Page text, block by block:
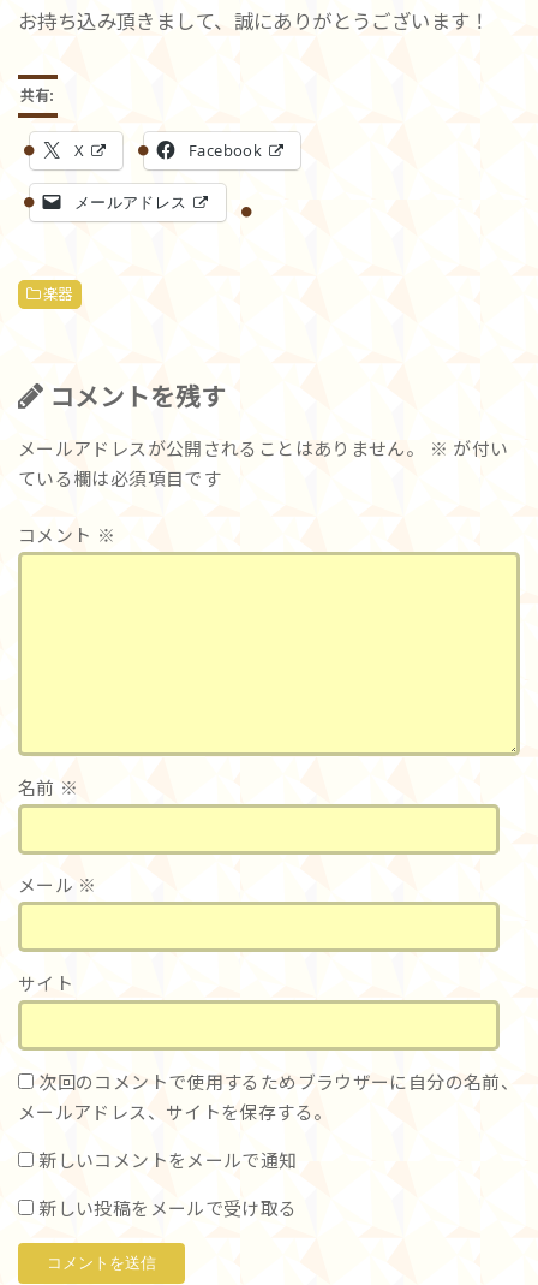
お持ち込み頂きまして、誠にありがとうございます！
共有:
X Facebook
メールアドレス
楽器
コメントを残す
メールアドレスが公開されることはありません。 ※ が付い
ている欄は必須項目です
コメント ※
名前 ※
メール ※
サイト
次回のコメントで使用するためブラウザーに自分の名前、
メールアドレス、サイトを保存する。
新しいコメントをメールで通知
新しい投稿をメールで受け取る